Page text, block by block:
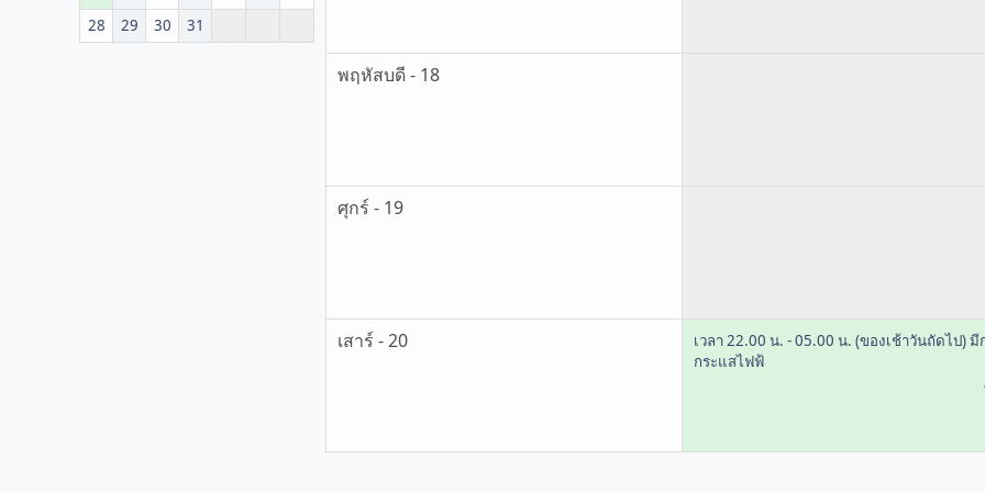
28
29 30 31
พฤหัสบดี - 18
ศุกร์ - 19
เสาร์ - 20
เวลา 22.00 น. - 05.00 น. (ของเช้าวันถัดไป) มี
กระแสไฟฟ้